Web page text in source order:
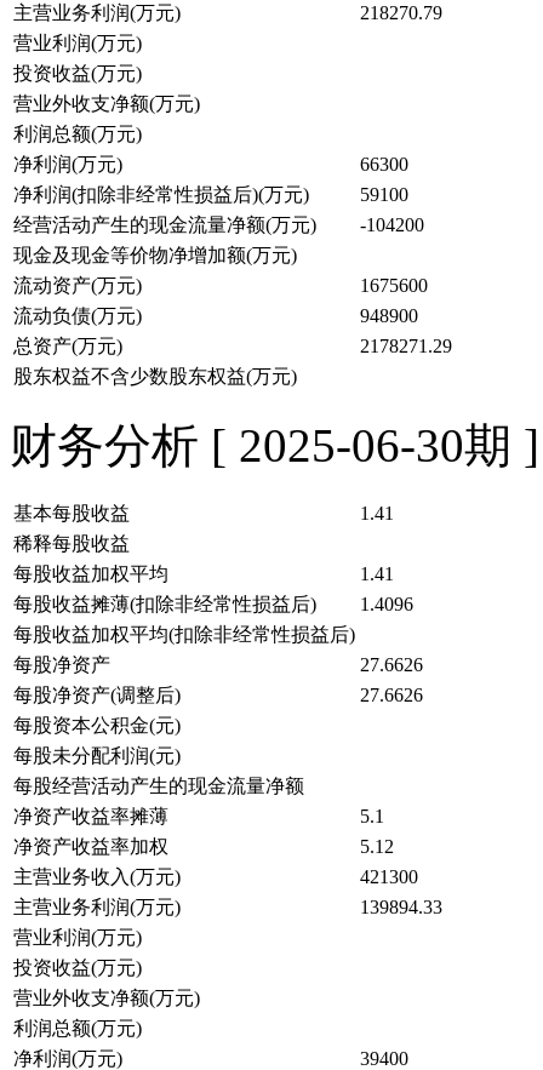
主营业务利润(万元)
218270.79
营业利润(万元)
投资收益(万元)
营业外收支净额(万元)
利润总额(万元)
净利润(万元)
66300
净利润(扣除非经常性损益后)(万元)
59100
经营活动产生的现金流量净额(万元)
-104200
现金及现金等价物净增加额(万元)
流动资产(万元)
1675600
流动负债(万元)
948900
总资产(万元)
2178271.29
股东权益不含少数股东权益(万元)
财务分析 [ 2025-06-30期 ]
基本每股收益
1.41
稀释每股收益
每股收益加权平均
1.41
每股收益摊薄(扣除非经常性损益后)
1.4096
每股收益加权平均(扣除非经常性损益后)
每股净资产
27.6626
每股净资产(调整后)
27.6626
每股资本公积金(元)
每股未分配利润(元)
每股经营活动产生的现金流量净额
净资产收益率摊薄
5.1
净资产收益率加权
5.12
主营业务收入(万元)
421300
主营业务利润(万元)
139894.33
营业利润(万元)
投资收益(万元)
营业外收支净额(万元)
利润总额(万元)
净利润(万元)
39400